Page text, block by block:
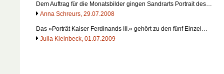
Dem Auftrag für die Monatsbilder gingen Sandrarts Portrait des…
Anna Schreurs, 29.07.2008
Das »Porträt Kaiser Ferdinands III.« gehört zu den fünf Einzel…
Julia Kleinbeck, 01.07.2009